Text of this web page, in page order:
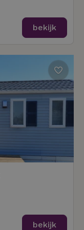
bekijk
bekijk